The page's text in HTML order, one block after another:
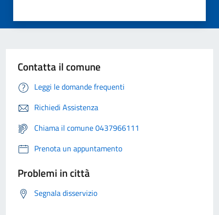
Contatta il comune
Leggi le domande frequenti
Richiedi Assistenza
Chiama il comune 0437966111
Prenota un appuntamento
Problemi in città
Segnala disservizio